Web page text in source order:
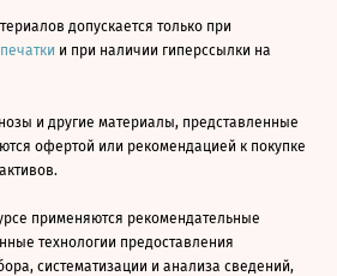
допускается только при
и при наличии гиперссылки на
и другие материалы, представленные
офертой или рекомендацией к покупке
применяются рекомендательные
технологии предоставления
систематизации и анализа сведений,